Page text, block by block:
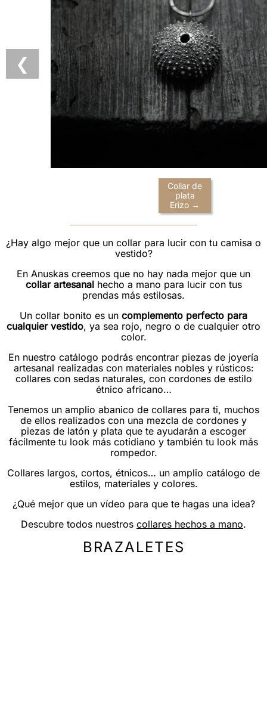
❮
Collar de
plata
Erizo →
¿Hay algo mejor que un collar para lucir con tu camisa o
vestido?
En Anuskas creemos que no hay nada mejor que un
collar artesanalhecho a mano para lucir con tus
prendas más estilosas.
Un collar bonito es un complemento perfecto para
cualquier vestido, ya sea rojo, negro o de cualquier otro
color.
En nuestro catálogo podrás encontrar piezas de joyería
artesanal realizadas con materiales nobles y rústicos:
collares con sedas naturales, con cordones de estilo
étnico africano…
Tenemos un amplio abanico de collares para ti, muchos
de ellos realizados con una mezcla de cordones y
piezas de latón y plata que te ayudarán a escoger
fácilmente tu look más cotidiano y también tu look más
rompedor.
Collares largos, cortos, étnicos… un amplio catálogo de
estilos, materiales y colores.
¿Qué mejor que un vídeo para que te hagas una idea?
Descubre todos nuestros collares hechos a mano.
BRAZALETES